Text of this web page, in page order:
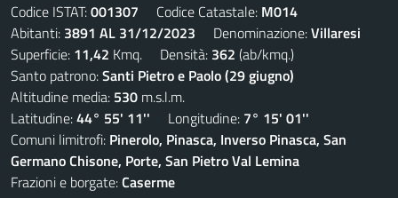
Codice ISTAT:001307 Codice Catastale: M014
Abitanti: 3891 AL 31/12/2023 Denominazione:Villaresi
Superficie: 11,42 Kmq. Densità: 362 (ab/kmq.)
Santo patrono:Santi Pietro e Paolo (29 giugno)
Altitudine media: 530 m.s.l.m.
Latitudine:44° 55' 11'' Longitudine: 7° 15' 01''
Comuni limitrofi: Pinerolo, Pinasca, Inverso Pinasca, San
Germano Chisone, Porte, San Pietro Val Lemina
Frazioni e borgate:Caserme